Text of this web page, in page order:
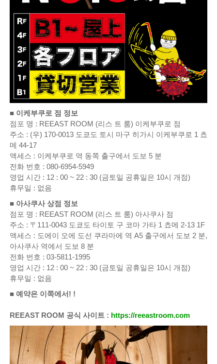
■ 이케부쿠로 점 정보
점포 명 : REEAST ROOM (리스 트 룸) 이케부쿠로 점
주소 : (우) 170-0013 도쿄도 토시 마구 히가시 이케부쿠로 1 쵸
메 44-17
액세스 : 이케부쿠로 역 동쪽 출구에서 도보 5 분
전화 번호 : 080-6954-5949
영업 시간 : 12 : 00 ~ 22 : 30 (금토일 공휴일은 10시 개점)
휴무일 : 없음
■ 아사쿠사 상점 정보
점포 명 : REEAST ROOM (리스 트 룸) 아사쿠사 점
주소 : 〒111-0043 도쿄도 타이토 구 코마 가타 1 쵸메 2-13 1F
액세스 : 도에이 오에 도선 쿠라마에 역 A5 출구에서 도보 2 분,
아사쿠사 역에서 도보 8 분
전화 번호 : 03-5811-1995
영업 시간 : 12 : 00 ~ 22 : 30 (금토일 공휴일은 10시 개점)
휴무일 : 없음
■ 예약은 이쪽에서! !
REEAST ROOM 공식 사이트 : https://reeastroom.com